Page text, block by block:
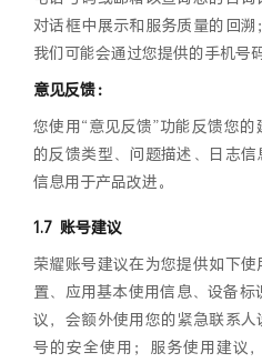
对话框中展示和服务质量的回溯
我们可能会通过您提供的手机号
意见反馈：
您使用“意见反馈”功能反馈您
的反馈类型、问题描述、日志
信息用于产品改进。
账号建议
荣耀账号建议在为您提供如下
置、应用基本使用信息、设备标
议，会额外使用您的紧急联系
号的安全使用；服务使用建议